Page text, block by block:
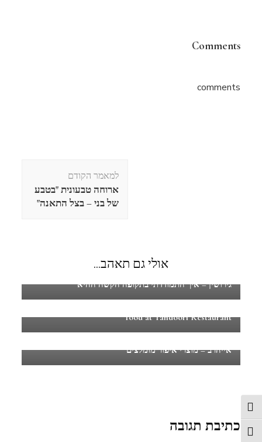
הפעל/כבה ניגודיות גבוהה
מתג גודל גופן
Comments
comments
למאמר הקודם
ארוחה טבעונית "בטבע
של בני – בצל התאנה"
אולי גם תאהב...
גירושין – איך התמודדתי בתקופה הקשה ההיא
food at Tandoori Restaurant
אייהרב – מוצרי איפור מומלצים
כתיבת תגובה